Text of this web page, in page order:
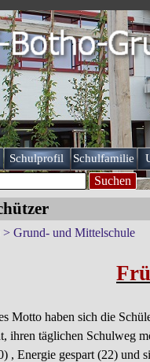
Schulprofil ▼
Schulfamilie
Suchen
> Grund- und Mittelschule
Motto haben sich die
ihren täglichen Schulweg
, Energie gespart (22) und